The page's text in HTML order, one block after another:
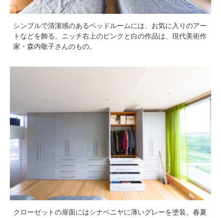
シンプルで清潔感のあるベッドルームには、お気に入りのアー
トなどを飾る。ニッチ右上のピンクと白の作品は、現代美術作
家・森内敬子さんのもの。
クローゼットの扉面にはシナベニヤに薄いグレーを塗装。春夏